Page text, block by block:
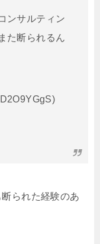
ンサルティン
た断られるん
られた経験のあ